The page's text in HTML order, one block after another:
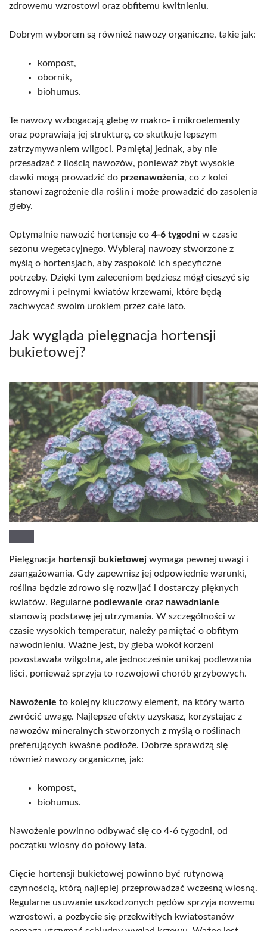
zdrowemu wzrostowi oraz obfitemu kwitnieniu.
Dobrym wyborem są również nawozy organiczne, takie jak:
kompost,
obornik,
biohumus.
Te nawozy wzbogacają glebę w makro- i mikroelementy
oraz poprawiają jej strukturę, co skutkuje lepszym
zatrzymywaniem wilgoci. Pamiętaj jednak, aby nie
przesadzać z ilością nawozów, ponieważ zbyt wysokie
dawki mogą prowadzić do przenawożenia, co z kolei
stanowi zagrożenie dla roślin i może prowadzić do zasolenia
gleby.
Optymalnie nawozić hortensje co 4-6 tygodni w czasie
sezonu wegetacyjnego. Wybieraj nawozy stworzone z
myślą o hortensjach, aby zaspokoić ich specyficzne
potrzeby. Dzięki tym zaleceniom będziesz mógł cieszyć się
zdrowymi i pełnymi kwiatów krzewami, które będą
zachwycać swoim urokiem przez całe lato.
Jak wygląda pielęgnacja hortensji
bukietowej?
Pielęgnacja hortensji bukietowej wymaga pewnej uwagi i
zaangażowania. Gdy zapewnisz jej odpowiednie warunki,
roślina będzie zdrowo się rozwijać i dostarczy pięknych
kwiatów. Regularne podlewanie oraz nawadnianie
stanowią podstawę jej utrzymania. W szczególności w
czasie wysokich temperatur, należy pamiętać o obfitym
nawodnieniu. Ważne jest, by gleba wokół korzeni
pozostawała wilgotna, ale jednocześnie unikaj podlewania
liści, ponieważ sprzyja to rozwojowi chorób grzybowych.
Nawożenie to kolejny kluczowy element, na który warto
zwrócić uwagę. Najlepsze efekty uzyskasz, korzystając z
nawozów mineralnych stworzonych z myślą o roślinach
preferujących kwaśne podłoże. Dobrze sprawdzą się
również nawozy organiczne, jak:
kompost,
biohumus.
Nawożenie powinno odbywać się co 4-6 tygodni, od
początku wiosny do połowy lata.
Cięcie hortensji bukietowej powinno być rutynową
czynnością, którą najlepiej przeprowadzać wczesną wiosną.
Regularne usuwanie uszkodzonych pędów sprzyja nowemu
wzrostowi, a pozbycie się przekwitłych kwiatostanów